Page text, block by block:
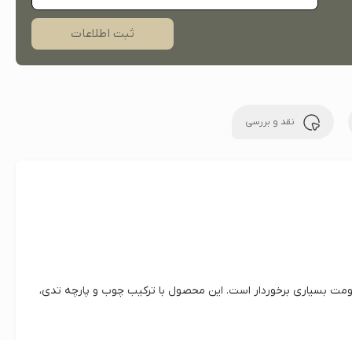
ثبت اطلاعات
نقد و بررسی
بسیاری برخوردار است. این محصول با ترکیب چوب و پارچه تدی،